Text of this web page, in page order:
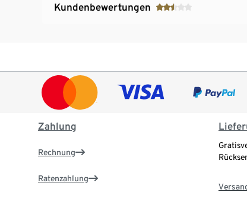
Kundenbewertungen
Zahlung
Rechnung
Ratenzahlung